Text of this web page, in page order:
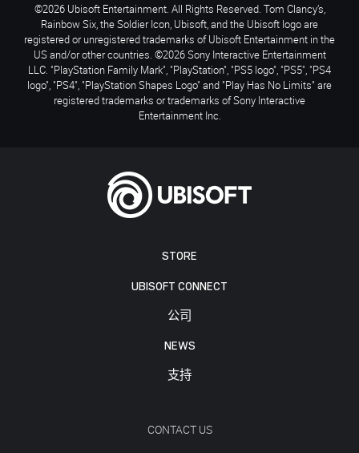
STORE
UBISOFT CONNECT
公司
NEWS
支持
CONTACT US
©2026 Ubisoft Entertainment. All Rights Reserved. Tom Clancy’s,
Rainbow Six, the Soldier Icon, Ubisoft, and the Ubisoft logo are
registered or unregistered trademarks of Ubisoft Entertainment in the
US and/or other countries. ©2026 Sony Interactive Entertainment
LLC. "PlayStation Family Mark", "PlayStation", "PS5 logo", "PS5", "PS4
logo", "PS4", "PlayStation Shapes Logo" and "Play Has No Limits" are
registered trademarks or trademarks of Sony Interactive
Entertainment Inc.